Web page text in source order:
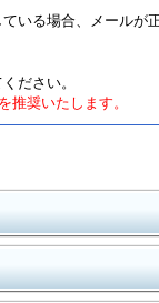
いる場合、メールが
ださい。
推奨いたします。